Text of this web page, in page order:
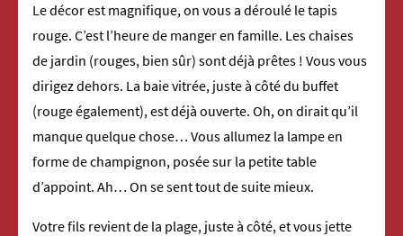
Le décor est magnifique, on vous a déroulé le tapis
rouge. C’est l’heure de manger en famille. Les chaises
de jardin (rouges, bien sûr) sont déjà prêtes ! Vous vous
dirigez dehors. La baie vitrée, juste à côté du buffet
(rouge également), est déjà ouverte. Oh, on dirait qu’il
manque quelque chose… Vous allumez la lampe en
forme de champignon, posée sur la petite table
d’appoint. Ah… On se sent tout de suite mieux.
Votre fils revient de la plage, juste à côté, et vous jette